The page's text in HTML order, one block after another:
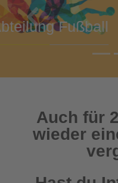
Previous
Auch für
wieder